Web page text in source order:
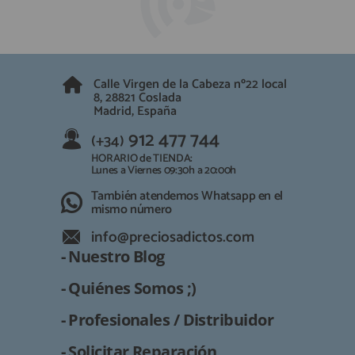
(+34) 912 477 744
HORARIO de TIENDA:
Lunes a Viernes 09:30h a 20:00h
También atendemos Whatsapp
info@preciosadictos.com
Calle Virgen de la Cabeza nº22 local
8, 28821 Coslada
Madrid, España
(+34) 912 477 744
HORARIO de TIENDA:
Lunes a Viernes 09:30h a 20:00h
También atendemos Whatsapp en el
mismo número
info@preciosadictos.com
- Nuestro Blog
- Quiénes Somos ;)
- Profesionales / Distribuidor